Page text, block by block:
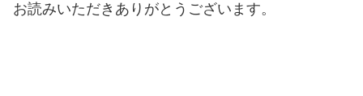
お読みいただきありがとうございます。